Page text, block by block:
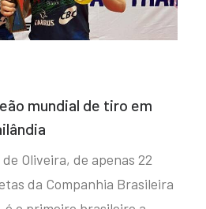
mundial de tiro em
Oliveira, de apenas 22
da Companhia Brasileira